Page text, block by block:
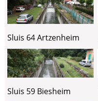
Sluis 64 Artzenheim
Sluis 59 Biesheim